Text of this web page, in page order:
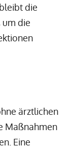
die
die
ärztlichen
Maßnahmen
Eine